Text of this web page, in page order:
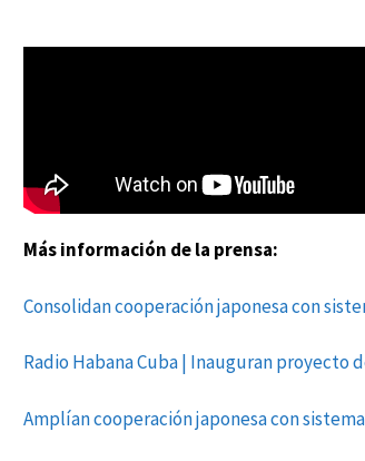
Más información de la prensa:
Consolidan cooperación japonesa con
Radio Habana Cuba | Inauguran proyecto
Amplían cooperación japonesa con